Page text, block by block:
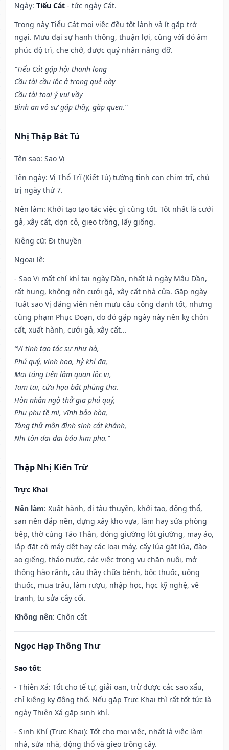
Ngày: Tiểu Cát - tức ngày Cát.
Trong này Tiểu Cát mọi việc đều tốt lành và ít gặp trở
ngại. Mưu đại sự hanh thông, thuận lợi, cùng với đó âm
phúc độ trì, che chở, được quý nhân nâng đỡ.
“Tiểu Cát gặp hội thanh long
Cầu tài cầu lộc ở trong quẻ này
Cầu tài toại ý vui vầy
Bình an vô sự gặp thầy, gặp quen.”
Nhị Thập Bát Tú
Tên sao: Sao Vị
Tên ngày: Vị Thổ Trĩ (Kiết Tú) tướng tinh con chim trĩ, chủ
trị ngày thứ 7.
Nên làm: Khởi tạo tạo tác việc gì cũng tốt. Tốt nhất là cưới
gả, xây cất, dọn cỏ, gieo trồng, lấy giống.
Kiêng cữ: Đi thuyền
Ngoại lệ:
- Sao Vị mất chí khí tại ngày Dần, nhất là ngày Mậu Dần,
rất hung, không nên cưới gả, xây cất nhà cửa. Gặp ngày
Tuất sao Vị đăng viên nên mưu cầu công danh tốt, nhưng
cũng phạm Phục Đoạn, do đó gặp ngày này nên kỵ chôn
cất, xuất hành, cưới gả, xây cất...
“Vị tinh tạo tác sự như hà,
Phú quý, vinh hoa, hỷ khí đa,
Mai táng tiến lâm quan lộc vị,
Tam tai, cửu họa bất phùng tha.
Hôn nhân ngộ thử gia phú quý,
Phu phụ tề mi, vĩnh bảo hòa,
Tòng thử môn đình sinh cát khánh,
Nhi tôn đại đại bảo kim pha.”
Thập Nhị Kiến Trừ
Trực Khai
Nên làm: Xuất hành, đi tàu thuyền, khởi tạo, động thổ,
san nền đắp nền, dựng xây kho vựa, làm hay sửa phòng
bếp, thờ cúng Táo Thần, đóng giường lót giường, may áo,
lắp đặt cỗ máy dệt hay các loại máy, cấy lúa gặt lúa, đào
ao giếng, tháo nước, các việc trong vụ chăn nuôi, mở
thông hào rãnh, cầu thầy chữa bệnh, bốc thuốc, uống
thuốc, mua trâu, làm rượu, nhập học, học kỹ nghệ, vẽ
tranh, tu sửa cây cối.
Không nên: Chôn cất
Ngọc Hạp Thông Thư
Sao tốt:
- Thiên Xá: Tốt cho tế tự, giải oan, trừ được các sao xấu,
chỉ kiêng kỵ động thổ. Nếu gặp Trực Khai thì rất tốt tức là
ngày Thiên Xá gặp sinh khí.
- Sinh Khí (Trực Khai): Tốt cho mọi việc, nhất là việc làm
nhà, sửa nhà, động thổ và gieo trồng cây.